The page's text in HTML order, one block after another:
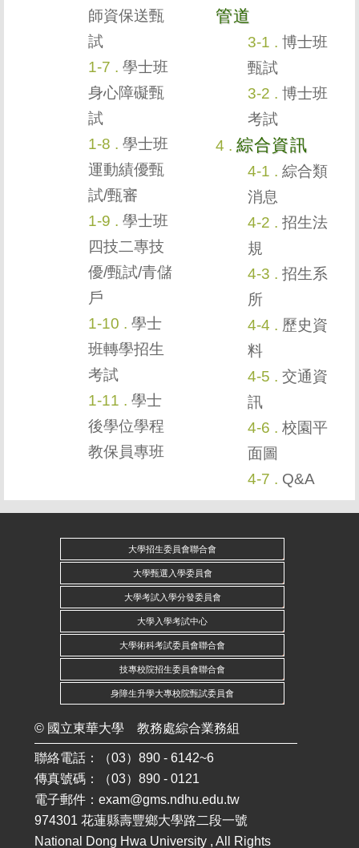
師資保送甄
試
學士班
身心障礙甄
試
學士班
運動績優甄
試/甄審
學士班
四技二專技
優/甄試/青儲
戶
學士
班轉學招生
考試
學士
後學位學程
教保員專班
管道
博士班
甄試
博士班
考試
綜合資訊
綜合類
消息
招生法
規
招生系
所
歷史資
料
交通資
訊
校園平
面圖
Q&A
大學招生委員會聯合會
大學甄選入學委員會
大學考試入學分發委員會
大學入學考試中心
大學術科考試委員會聯合會
技專校院招生委員會聯合會
身障生升學大專校院甄試委員會
© 國立東華大學 教務處綜合業務組
聯絡電話：（03）890 - 6142~6
傳真號碼：（03）890 - 0121
電子郵件：exam@gms.ndhu.edu.tw
974301 花蓮縣壽豐鄉大學路二段一號
National Dong Hwa University , All Rights